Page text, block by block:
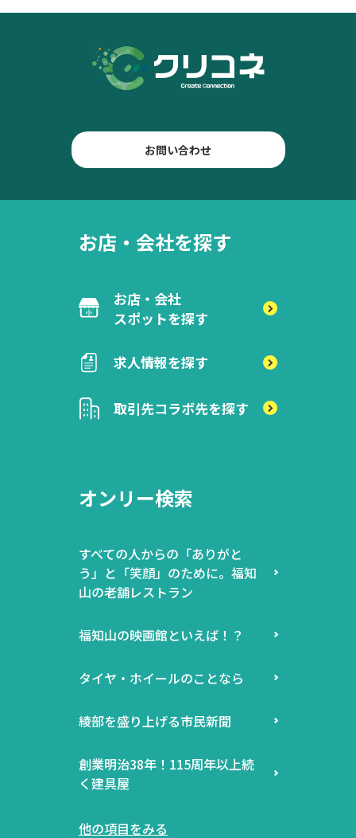
お問い合わせ
お店・会社を探す
お店・会社
スポットを探す
求人情報を探す
取引先コラボ先を探す
オンリー検索
すべての人からの「ありがと
う」と「笑顔」のために。福知
山の老舗レストラン
福知山の映画館といえば！？
タイヤ・ホイールのことなら
綾部を盛り上げる市民新聞
創業明治38年！115周年以上続
く建具屋
他の項目をみる